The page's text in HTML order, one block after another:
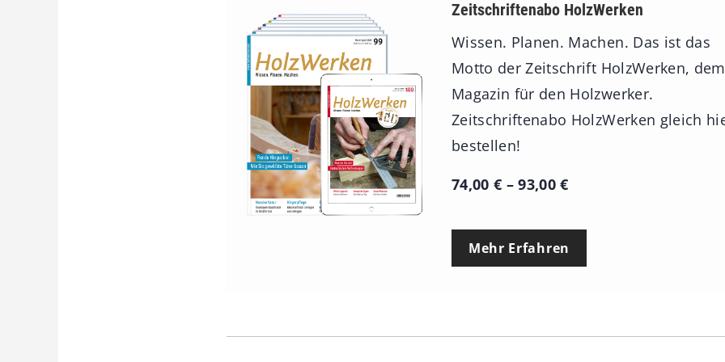
Zeitschriftenabo HolzWerken
Wissen. Planen. Machen. Das ist das
Motto der Zeitschrift HolzWerken, dem
Magazin für den Holzwerker.
Zeitschriftenabo HolzWerken gleich
bestellen!
74,00 € –93,00€P
e
p
Mehr Erfahren